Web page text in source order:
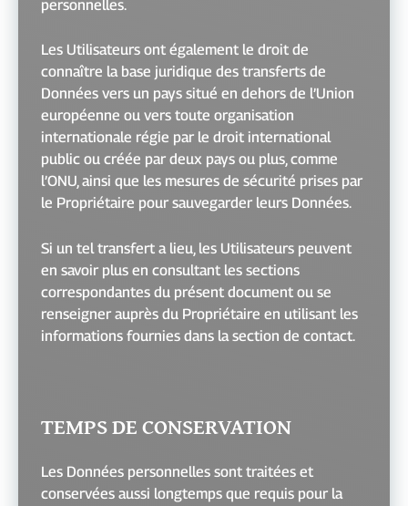
personnelles.
Les Utilisateurs ont également le droit de
connaître la base juridique des transferts de
Données vers un pays situé en dehors de l’Union
européenne ou vers toute organisation
internationale régie par le droit international
public ou créée par deux pays ou plus, comme
l’ONU, ainsi que les mesures de sécurité prises par
le Propriétaire pour sauvegarder leurs Données.
Si un tel transfert a lieu, les Utilisateurs peuvent
en savoir plus en consultant les sections
correspondantes du présent document ou se
renseigner auprès du Propriétaire en utilisant les
informations fournies dans la section de contact.
TEMPS DE CONSERVATION
Les Données personnelles sont traitées et
conservées aussi longtemps que requis pour la